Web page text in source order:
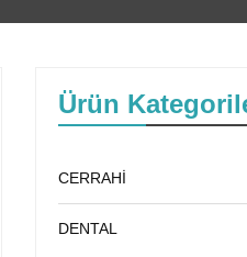
Ürün
CERRAHİ
DENTAL